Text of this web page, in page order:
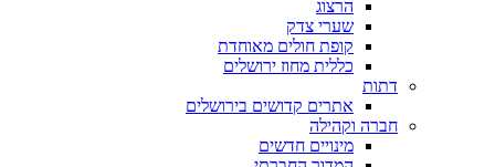
הרצוג
שערי צדק
קופת חולים מאוחדת
כללית מחוז ירושלים
דתות
אתרים קדושים בירושלים
חברה וקהילה
מינויים חדשים